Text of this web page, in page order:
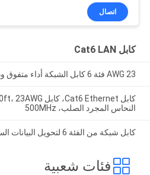
اتصال
كابل Cat6 LAN
23 AWG فئة 6 كابل الشبكة أداء متفوق ودائم
النحاس المجرد الصلب، 500MHz
كابل شبكة من الفئة 6 لتحويل البيانات السريعة
فئات شعبية